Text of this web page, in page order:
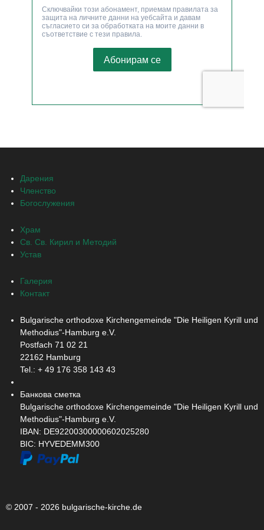
Дарения
Членство
Богослужения
Храм
Св. Св. Кирил и Методий
Устав
Галерия
Контакт
Bulgarische orthodoxe Kirchengemeinde "Die Heiligen Kyrill und
Methodius"-Hamburg e.V.
Postfach 71 02 21
22162 Hamburg
Tel.: + ‭49 176 358 143 43‬
Банкова сметка
Bulgarische orthodoxe Kirchengemeinde "Die Heiligen Kyrill und
Methodius"-Hamburg e.V.
IBAN: DE92200300000602025280
BIC: HYVEDEMM300
© 2007 - 2026 bulgarische-kirche.de